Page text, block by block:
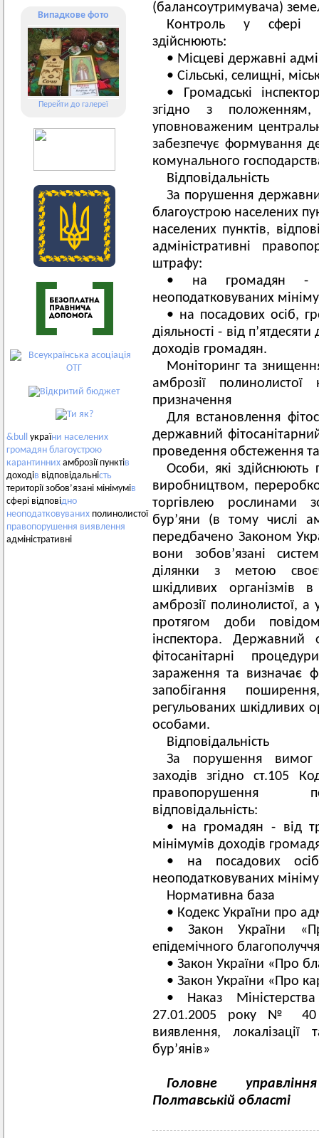
Випадкове фото
Перейти до галереї
&bull україни населених
громадян благоустрою
карантинних амброзії пунктів
доходів відповідальність
території зобов’язані мінімумів
сфері відповідно
неоподатковуваних полинолистої
правопорушення виявлення
адміністративні
(балансоутримувача)
Контроль у сфері
здійснюють:
• Місцеві державні
• Сільські, селищні,
• Громадські
згідно з положенням,
уповноваженим
забезпечує формування
комунального
Відповідальність
За порушення
благоустрою населених
населених пунктів,
адміністративні
штрафу:
• на громадян -
неоподатковуваних
• на посадових осіб,
діяльності - від
доходів громадян.
Моніторинг та
амброзії полинолистої
призначення
Для встановлення
державний
проведення обстеження
Особи, які здійснюють
виробництвом,
торгівлею рослинами
бур’яни (в тому числі
передбачено Законом
вони зобов’язані
ділянки з метою
шкідливих організмів
амброзії полинолистої, а
протягом доби
інспектора. Державний
фітосанітарні
зараження та визначає
запобігання
регульованих шкідливих
особами.
Відповідальність
За порушення вимог
заходів згідно ст.105
правопорушення
відповідальність:
• на громадян - від
мінімумів доходів
• на посадових
неоподатковуваних
Нормативна база
• Кодекс України про
• Закон України
епідемічного
• Закон України «Про
• Закон України «Про
• Наказ
27.01.2005 року № 40
виявлення, локалізації
бур’янів»
Головне
Полтавській області